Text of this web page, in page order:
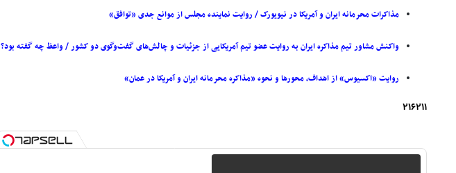
مذاکرات محرمانه ایران و آمریکا در نیویورک / روایت نماینده مجلس از موانع جدی «توافق»
واکنش مشاور تیم مذاکره ایران به روایت عضو تیم آمریکایی از جزئیات و چالش‌های گفت‌وگوی دو کشور / واعظ چه گفته بود؟
روایت «اکسیوس» از اهداف، محورها و نحوه «مذاکره محرمانه ایران و آمریکا در عمان»
۲۱۶۲۱۱